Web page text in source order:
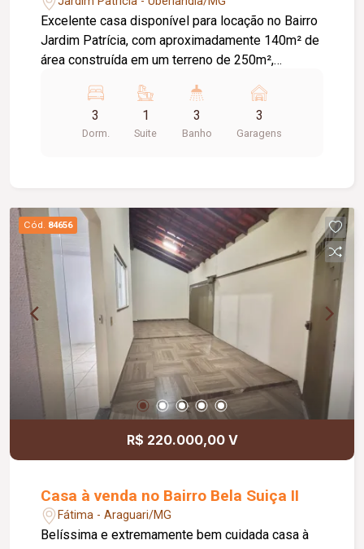
Excelente casa disponível para locação no Bairro
Jardim Patrícia, com aproximadamente 140m² de
área construída em um terreno de 250m²,
para toda a família. O imóvel conta com ampla
sala de estar, sala de jantar, cozinha, 03 quartos,
sendo 01 suíte, banheiro social, área de serviço e
garantindo mais comodidade e segurança para os
moradores. Agende já sua visita e venha
conhecer esta excelente oportunidade de
locação!
3
Dorm.
1
Suite
3
Banho
3
Garagens
Cód. 84656
R$ 220.000,00 V
Casa à venda no Bairro Bela Suiça II
Fátima - Araguari/MG
Belíssima e extremamente bem cuidada casa à